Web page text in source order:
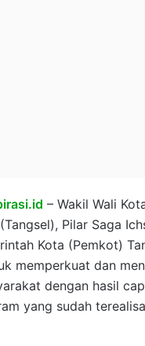
– Wakil Wali
Pilar Saga
Kota (Pemkot)
memperkuat dan
dengan hasil
yang sudah